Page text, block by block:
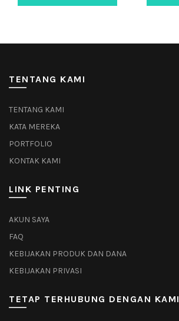
TENTANG KAMI
TENTANG KAMI
KATA MEREKA
PORTFOLIO
KONTAK KAMI
LINK PENTING
AKUN SAYA
FAQ
KEBIJAKAN PRODUK DAN DANA
KEBIJAKAN PRIVASI
TETAP TERHUBUNG DENGAN KAMI